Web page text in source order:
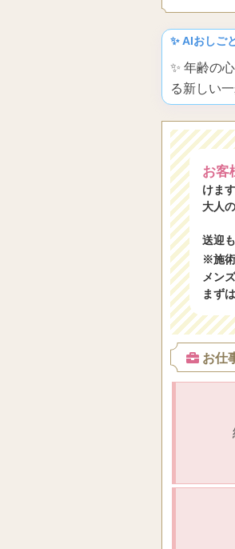
✨ AIおしご
✨ 年齢の
る新しい
お客
けま
大人
送迎
※施
メン
まず
お仕